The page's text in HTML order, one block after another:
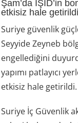
Şam’da IŞİD’in
etkisiz hale getirildi
Suriye güvenlik
Seyyide Zeyneb
engellediğini
yapımı patlayıcı
etkisiz hale getirildi.
Suriye İç Güvenlik